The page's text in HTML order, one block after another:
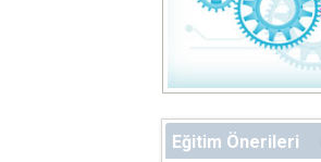
Eğitim Önerileri